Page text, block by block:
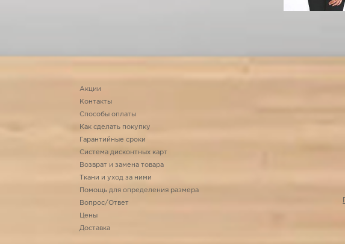
Акции
Контакты
Способы оплаты
Как сделать покупку
Гарантийные сроки
Система дисконтных карт
Возврат и замена товара
Ткани и уход за ними
Помощь для определения размера
Вопрос/Ответ
Цены
Доставка